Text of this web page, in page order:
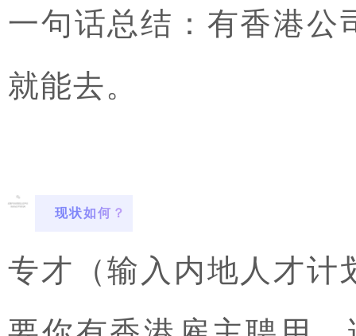
一句话总结：有香港公
就能去。
现状如何？
专才（输入内地人才计